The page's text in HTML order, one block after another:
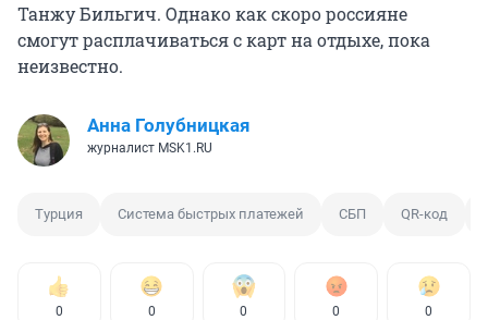
Танжу Бильгич. Однако как скоро россияне
смогут расплачиваться с карт на отдыхе, пока
неизвестно.
Анна Голубницкая
журналист MSK1.RU
Турция Система быстрых платежей СБП QR-код
0 0 0 0 0